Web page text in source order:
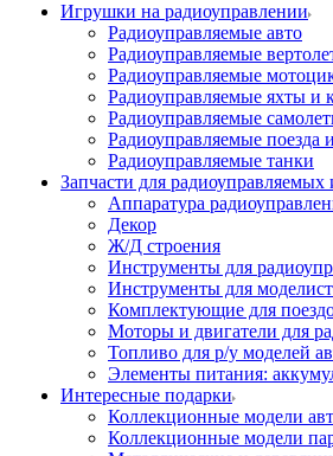
Игрушки на радиоуправлении
Радиоуправляемые авто
Радиоуправляемые
Радиоуправляемые
Радиоуправляемые яхты и
Радиоуправляемые
Радиоуправляемые поезда
Радиоуправляемые танки
Запчасти для радиоуправляемых
Аппаратура
Декор
Ж/Д строения
Инструменты для
Инструменты для
Комплектующие для
Моторы и двигатели для
Топливо для р/у моделей
Элементы питания:
Интересные подарки
Коллекционные модели
Коллекционные модели